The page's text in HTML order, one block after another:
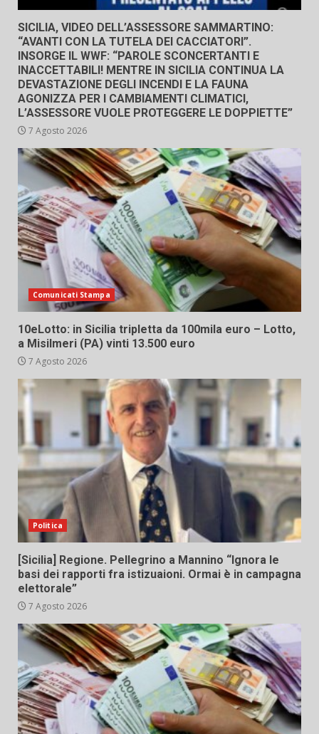
SICILIA, VIDEO DELL’ASSESSORE SAMMARTINO:
“AVANTI CON LA TUTELA DEI CACCIATORI”.
INSORGE IL WWF: “PAROLE SCONCERTANTI E
INACCETTABILI! MENTRE IN SICILIA CONTINUA LA
DEVASTAZIONE DEGLI INCENDI E LA FAUNA
AGONIZZA PER I CAMBIAMENTI CLIMATICI,
L’ASSESSORE VUOLE PROTEGGERE LE DOPPIETTE”
7 Agosto 2026
Comunicati Stampa
10eLotto: in Sicilia tripletta da 100mila euro – Lotto,
a Misilmeri (PA) vinti 13.500 euro
7 Agosto 2026
Politica
[Sicilia] Regione. Pellegrino a Mannino “Ignora le
basi dei rapporti fra istizuaioni. Ormai è in campagna
elettorale”
7 Agosto 2026